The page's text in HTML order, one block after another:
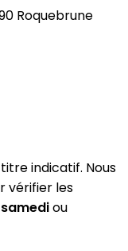
Roquebrune
indicatif. Nous
vérifier les
samediou